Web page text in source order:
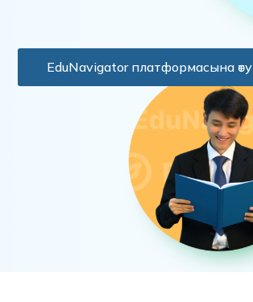
EduNavigator платформасына өту